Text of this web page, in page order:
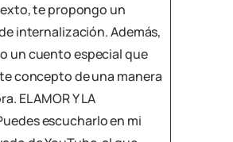
te propongo un
internalización. Además,
un cuento especial que
concepto de una manera
EL AMOR Y LA
escucharlo en mi